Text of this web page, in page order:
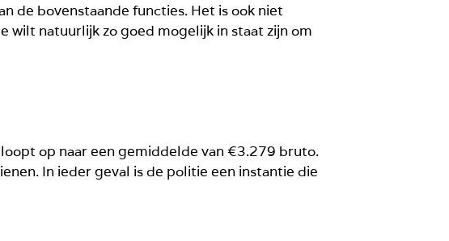
de bovenstaande functies. Het is ook niet
wilt natuurlijk zo goed mogelijk in staat zijn om
op naar een gemiddelde van €3.279 bruto.
In ieder geval is de politie een instantie die